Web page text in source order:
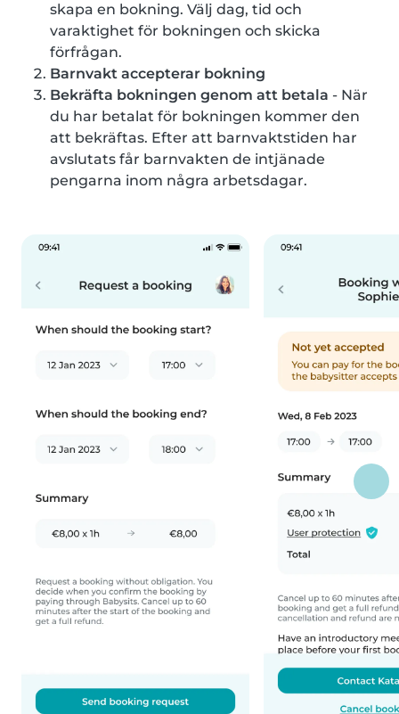
skapa en bokning. Välj dag, tid och
varaktighet för bokningen och skicka
förfrågan.
Barnvakt accepterar bokning
Bekräfta bokningen genom att betala - När
du har betalat för bokningen kommer den
att bekräftas. Efter att barnvaktstiden har
avslutats får barnvakten de intjänade
pengarna inom några arbetsdagar.